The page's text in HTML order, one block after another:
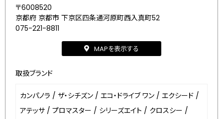
〒6008520
京都府 京都市 下京区四条通河原町西入真町52
075-221-8811
MAPを表示する
取扱ブランド
カンパノラ / ザ・シチズン / エコ・ドライブ ワン / エクシード /
アテッサ / プロマスター / シリーズエイト / クロスシー /